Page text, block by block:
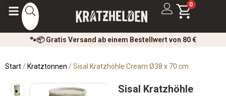
0
🐾📦 Gratis Versand ab einem Bestellwert von 80 €
Start/ Kratztonnen / Sisal Kratzhöhle Cream Ø38 x 70 cm
Sisal Kratzhöhle